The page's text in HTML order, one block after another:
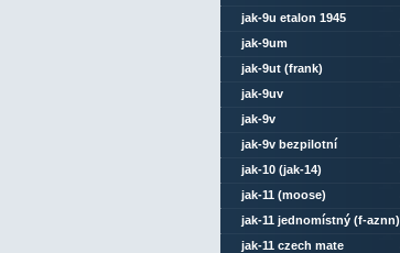
jak-9u etalon 1945
jak-9um
jak-9ut (frank)
jak-9uv
jak-9v
jak-9v bezpilotní
jak-10 (jak-14)
jak-11 (moose)
jak-11 jednomístný (f-aznn)
jak-11 czech mate